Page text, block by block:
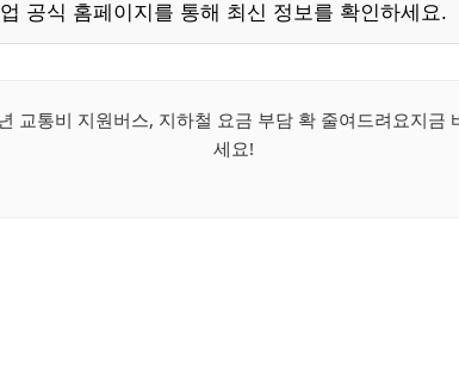
공식 홈페이지를 통해 최신 정보를 확인하세요.
교통비 지원버스, 지하철 요금 부담 확 줄여드려요지금
세요!